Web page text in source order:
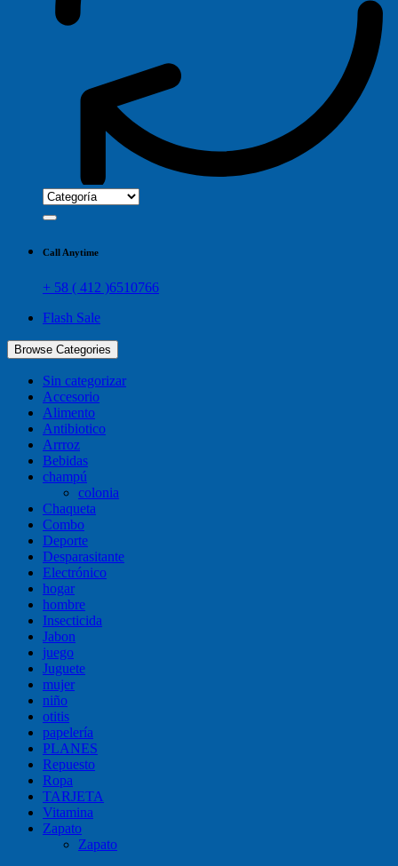
Call Anytime
+ 58 ( 412 )6510766
Flash Sale
Browse Categories
Sin categorizar
Accesorio
Alimento
Antibiotico
Arrroz
Bebidas
champú
colonia
Chaqueta
Combo
Deporte
Desparasitante
Electrónico
hogar
hombre
Insecticida
Jabon
juego
Juguete
mujer
niño
otitis
papelería
PLANES
Repuesto
Ropa
TARJETA
Vitamina
Zapato
Zapato